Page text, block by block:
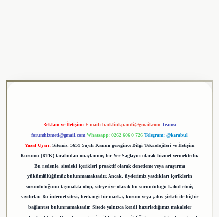
Reklam ve İletişim: E-mail: backlinkpaneli@gmail.com Teams:
forumhizmeti@gmail.com Whatsapp: 0262 606 0 726 Telegram: @karabul
Yasal Uyarı: Sitemiz, 5651 Sayılı Kanun gereğince Bilgi Teknolojileri ve İletişim
Kurumu (BTK) tarafından onaylanmış bir Yer Sağlayıcı olarak hizmet vermektedir.
Bu nedenle, sitedeki içerikleri proaktif olarak denetleme veya araştırma
yükümlülüğümüz bulunmamaktadır. Ancak, üyelerimiz yazdıkları içeriklerin
sorumluluğunu taşımakta olup, siteye üye olarak bu sorumluluğu kabul etmiş
sayılırlar. Bu internet sitesi, herhangi bir marka, kurum veya şahıs şirketi ile hiçbir
bağlantısı bulunmamaktadır. Sitede yalnızca kendi hazırladığımız makaleler